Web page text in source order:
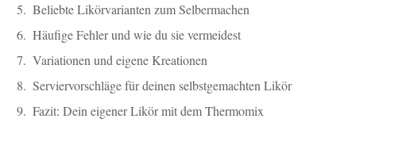
Beliebte Likörvarianten zum Selbermachen
Häufige Fehler und wie du sie vermeidest
Variationen und eigene Kreationen
Serviervorschläge für deinen selbstgemachten Likör
Fazit: Dein eigener Likör mit dem Thermomix